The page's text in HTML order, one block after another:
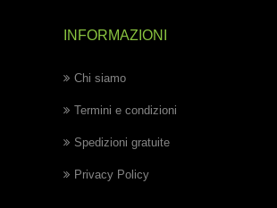
INFORMAZIONI
Chi siamo
Termini e condizioni
Spedizioni gratuite
Privacy Policy